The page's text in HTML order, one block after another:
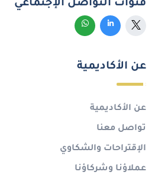
قنوات التواصل الإجتماعي
عن الأكاديمية
عن الأكاديمية
تواصل معنا
الإقتراحات والشكاوي
عملاؤنا وشركاؤنا